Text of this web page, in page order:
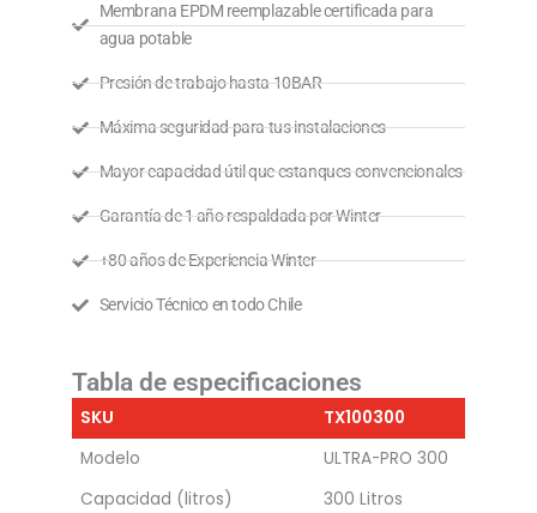
Membrana EPDM reemplazable certificada para
agua potable
Presión de trabajo hasta 10BAR
Máxima seguridad para tus instalaciones
Mayor capacidad útil que estanques convencionales
Garantía de 1 año respaldada por Winter
+80 años de Experiencia Winter
Servicio Técnico en todo Chile
Tabla de especificaciones
SKU
TX100300
Modelo
ULTRA-PRO 300
Capacidad (litros)
300 Litros